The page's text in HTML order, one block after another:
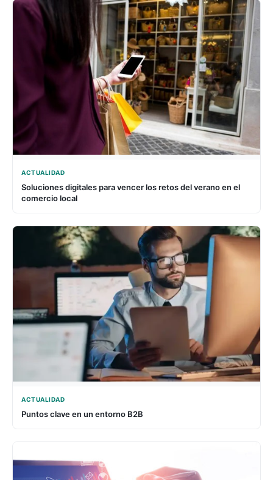
ACTUALIDAD
Soluciones digitales para vencer los retos del verano en el
comercio local
ACTUALIDAD
Puntos clave en un entorno B2B